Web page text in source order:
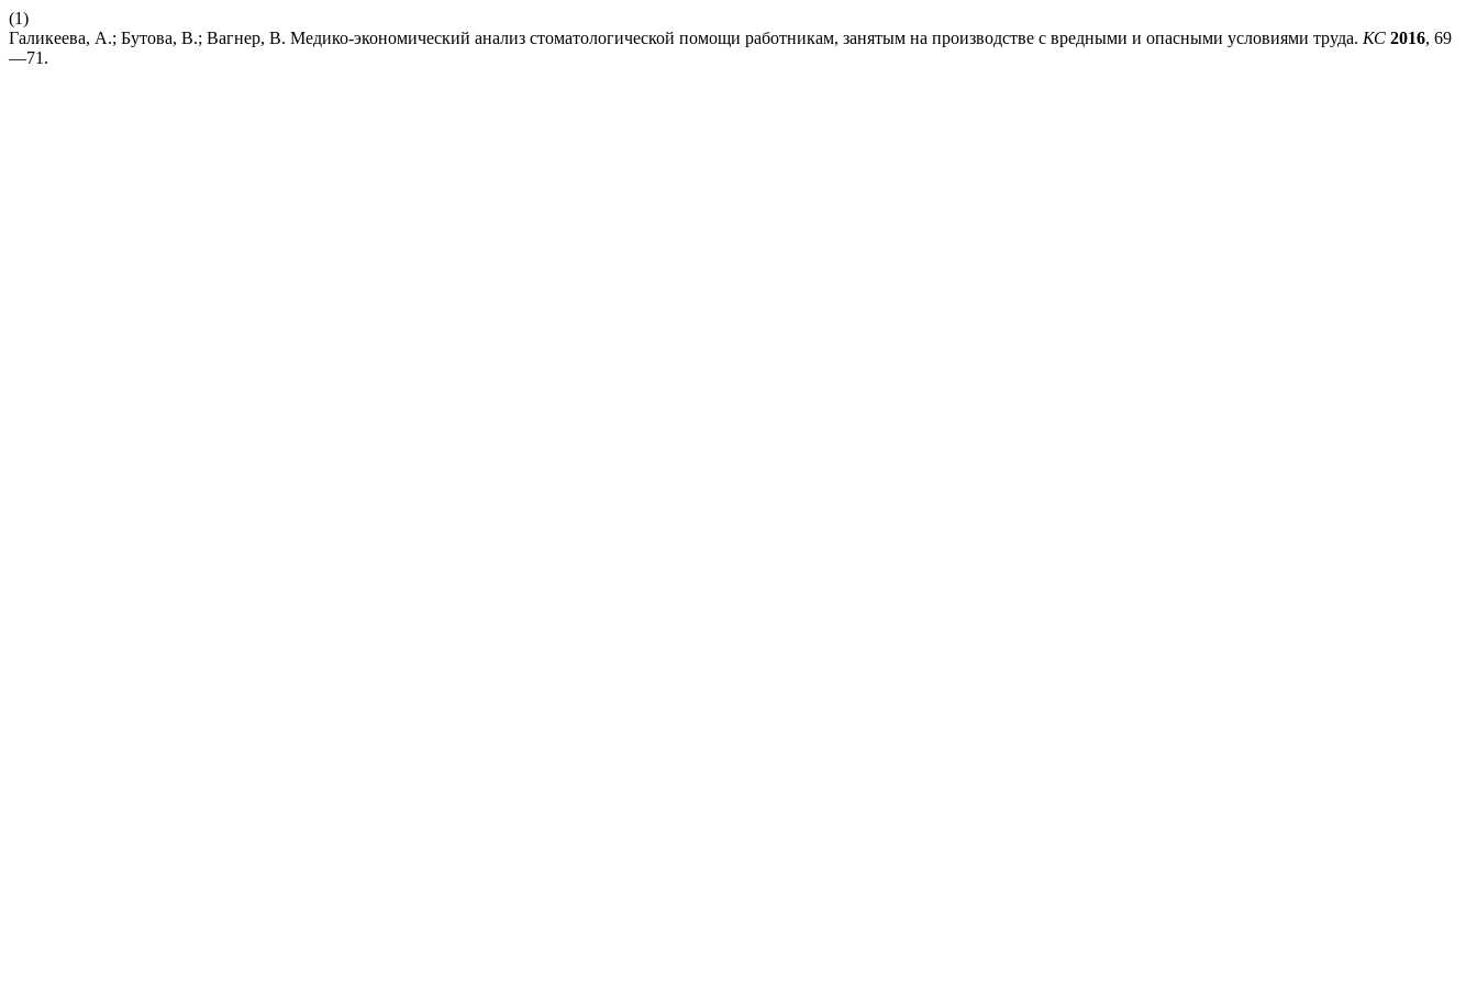
(1)
Галикеева, А.; Бутова, В.; Вагнер, В. Медико-экономический анализ стоматологической помощи работникам, занятым на производстве с вредными и опасными условиями труда. КС 2016, 69
—71.